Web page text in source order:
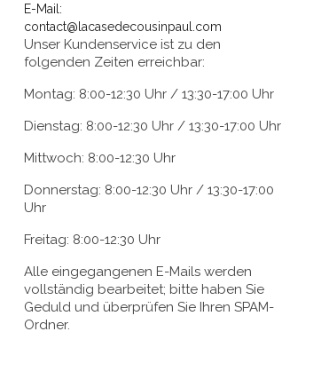
E-Mail:
contact@lacasedecousinpaul.com
Unser Kundenservice ist zu den
folgenden Zeiten erreichbar:
Montag: 8:00-12:30 Uhr / 13:30-17:00 Uhr
Dienstag: 8:00-12:30 Uhr / 13:30-17:00 Uhr
Mittwoch: 8:00-12:30 Uhr
Donnerstag: 8:00-12:30 Uhr / 13:30-17:00
Uhr
Freitag: 8:00-12:30 Uhr
Alle eingegangenen E-Mails werden
vollständig bearbeitet; bitte haben Sie
Geduld und überprüfen Sie Ihren SPAM-
Ordner.